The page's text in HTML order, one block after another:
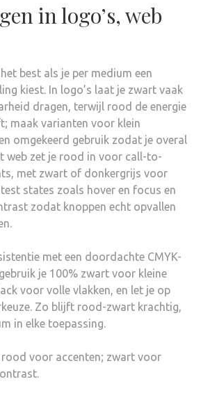
in logo’s, web
best als je per medium een
kiest. In logo’s laat je zwart vaak
dragen, terwijl rood de energie
maak varianten voor klein
omgekeerd gebruik zodat je overal
web zet je rood in voor call-to-
met zwart of donkergrijs voor
states zoals hover en focus en
zodat knoppen echt opvallen
met een doordachte CMYK-
je 100% zwart voor kleine
voor volle vlakken, en let je op
Zo blijft rood-zwart krachtig,
in elke toepassing.
rood voor accenten; zwart voor